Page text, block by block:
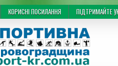
КОРИСНІ ПОСИЛАННЯ ПІДТРИМАЙТЕ